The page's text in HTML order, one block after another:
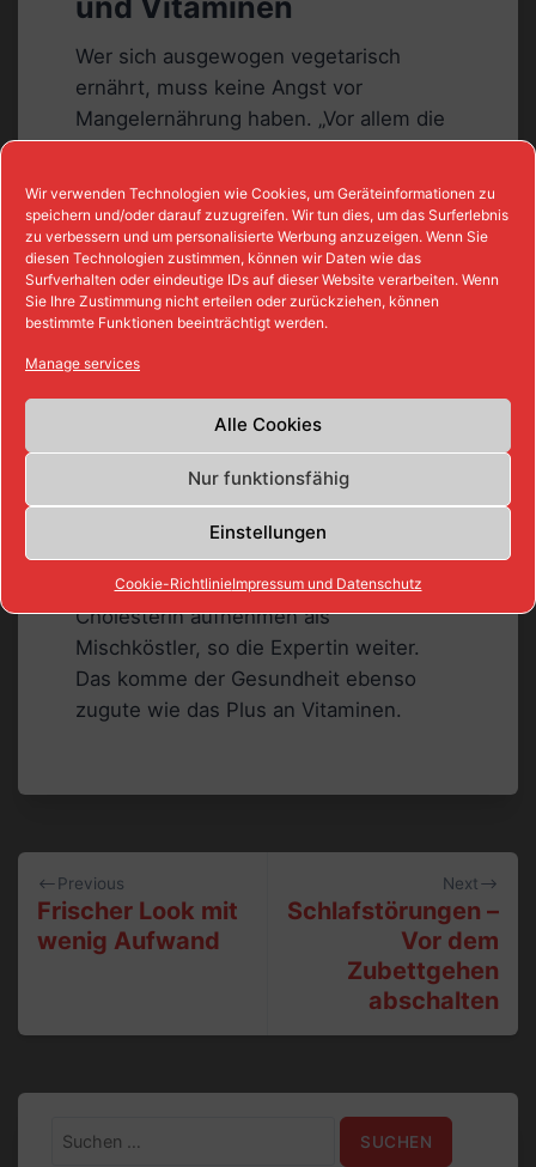
Wir verwenden Technologien wie Cookies, um Geräteinformationen zu
speichern und/oder darauf zuzugreifen. Wir tun dies, um das Surferlebnis
zu verbessern und um personalisierte Werbung anzuzeigen. Wenn Sie
diesen Technologien zustimmen, können wir Daten wie das
Surfverhalten oder eindeutige IDs auf dieser Website verarbeiten. Wenn
Sie Ihre Zustimmung nicht erteilen oder zurückziehen, können
bestimmte Funktionen beeinträchtigt werden.
Manage services
Alle Cookies
Nur funktionsfähig
Einstellungen
Cookie-RichtlinieImpressum und Datenschutz
und Vitaminen
Wer sich ausgewogen vegetarisch
ernährt, muss keine Angst vor
Mangelernährung haben. „Vor allem die
auf Eier und Milch verzichtet wird, ist als
Dauerkost geeignet. Ballaststoffe sowie
wichtige Vitamine und Mineralstoffe
stecken ausreichend in frischem Obst,
Gemüse, Getreide- und Milchprodukten.
Milch und andere Produkte aus Soja wie
Tofu sind wichtige Eiweißlieferanten“,
erklärt Kerstin Fieweger,
Ernährungsberaterin der Bünting
Unternehmensgruppe. Ovo-Lakto-
Vegetarier könnten sogar mehr
sekundäre Pflanzenstoffe sowie
weniger gesättigte Fettsäuren und
Cholesterin aufnehmen als
Mischköstler, so die Expertin weiter.
Das komme der Gesundheit ebenso
zugute wie das Plus an Vitaminen.
Previous
Frischer Look mit
wenig Aufwand
Next
Schlafstörungen –
Vor dem
Zubettgehen
abschalten
nach: